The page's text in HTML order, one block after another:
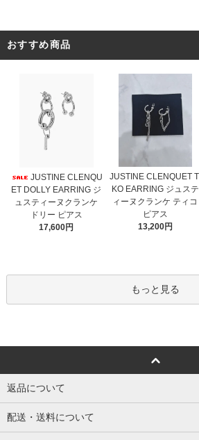
おすすめ商品
JUSTINE CLENQU
ET DOLLY EARRING ジ
ュスティーヌクランケ
ドリー ピアス
17,600円
JUSTINE CLENQUET
KO EARRING ジュステ
ィーヌクランケ ティコ
ピアス
13,200円
もっと見る
返品について
配送・送料について